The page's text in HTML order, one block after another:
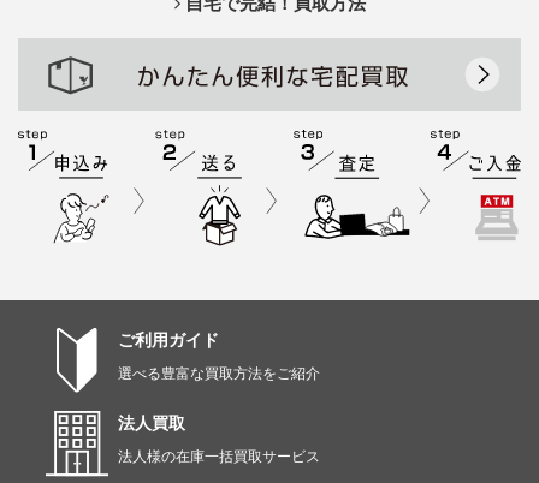
ご利用ガイド
選べる豊富な買取方法をご紹介
法人買取
法人様の在庫一括買取サービス